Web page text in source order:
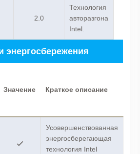
2.0
Технология
авторазгона
Intel.
энергосбережения
Значение Краткое описание
Усовершенствованная
энергосберегающая
технология Intel